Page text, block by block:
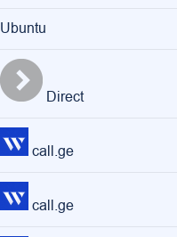
Ubuntu
Direct
call.ge
call.ge